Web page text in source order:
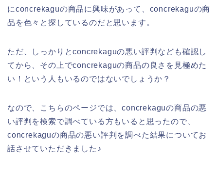
にconcrekaguの商品に興味があって、concrekaguの商
品を色々と探しているのだと思います。
ただ、しっかりとconcrekaguの悪い評判なども確認し
てから、その上でconcrekaguの商品の良さを見極めた
い！という人もいるのではないでしょうか？
なので、こちらのページでは、concrekaguの商品の悪
い評判を検索で調べている方もいると思ったので、
concrekaguの商品の悪い評判を調べた結果についてお
話させていただきました♪